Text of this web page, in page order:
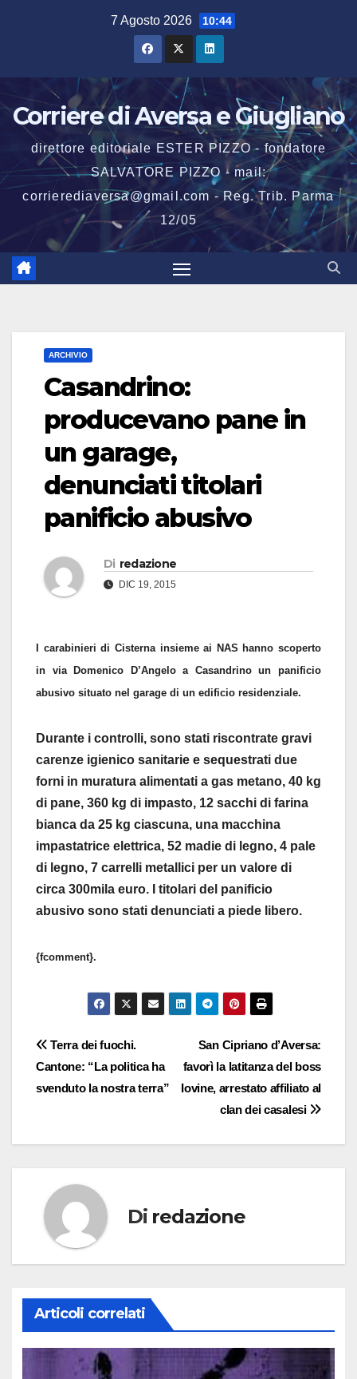
7 Agosto 2026 10:44
Corriere di Aversa e Giugliano
direttore editoriale ESTER PIZZO - fondatore
SALVATORE PIZZO - mail:
corrierediaversa@gmail.com - Reg. Trib. Parma
12/05
ARCHIVIO
Casandrino:
producevano pane in
un garage,
denunciati titolari
panificio abusivo
Di redazione
DIC 19, 2015
I carabinieri di Cisterna insieme ai NAS hanno scoperto
in via Domenico D’Angelo a Casandrino un panificio
abusivo situato nel garage di un edificio residenziale.
Durante i controlli, sono stati riscontrate gravi
carenze igienico sanitarie e sequestrati due
forni in muratura alimentati a gas metano, 40 kg
di pane, 360 kg di impasto, 12 sacchi di farina
bianca da 25 kg ciascuna, una macchina
impastatrice elettrica, 52 madie di legno, 4 pale
di legno, 7 carrelli metallici per un valore di
circa 300mila euro. I titolari del panificio
abusivo sono stati denunciati a piede libero.
{fcomment}.
Navigazione
articoli
San Cipriano d’Aversa:
favorì la latitanza del boss
Iovine, arrestato affiliato al
clan dei casalesi
Terra dei fuochi.
Cantone: “La politica ha
svenduto la nostra terra”
Di redazione
Articoli correlati